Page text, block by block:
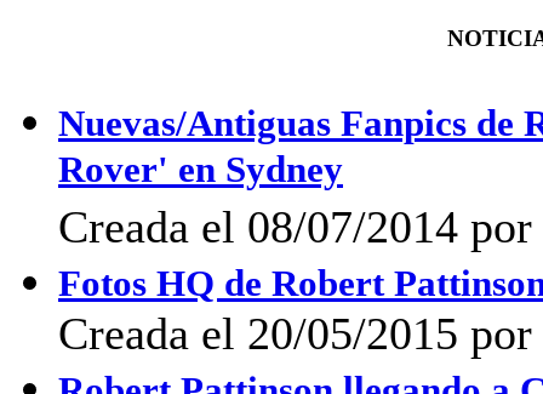
Nuevas/Antiguas Fanpics de
Rover' en Sydney
Creada el 08/07/2014
Fotos HQ de Robert
Creada el 20/05/2015